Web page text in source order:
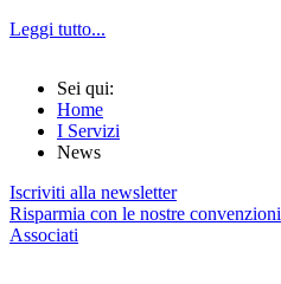
Leggi tutto...
Sei qui:
Home
I Servizi
News
Iscriviti alla newsletter
Risparmia con le nostre convenzioni
Associati